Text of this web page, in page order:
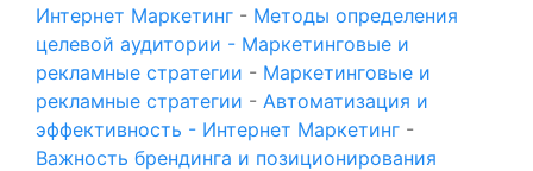
Интернет Маркетинг - Методы определения
целевой аудитории - Маркетинговые и
рекламные стратегии - Маркетинговые и
рекламные стратегии - Автоматизация и
эффективность - Интернет Маркетинг -
Важность брендинга и позиционирования